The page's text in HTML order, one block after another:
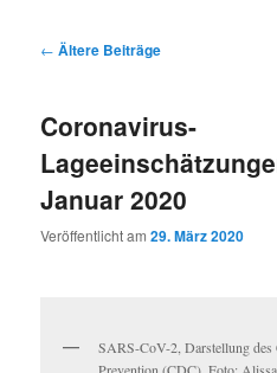
Beitragsnavigation
← Ältere Beiträge
Coronavirus-
Januar 2020
Veröffentlicht am29. März 2020
SARS-CoV-2, Darstellung des
Prevention (CDC). Foto: